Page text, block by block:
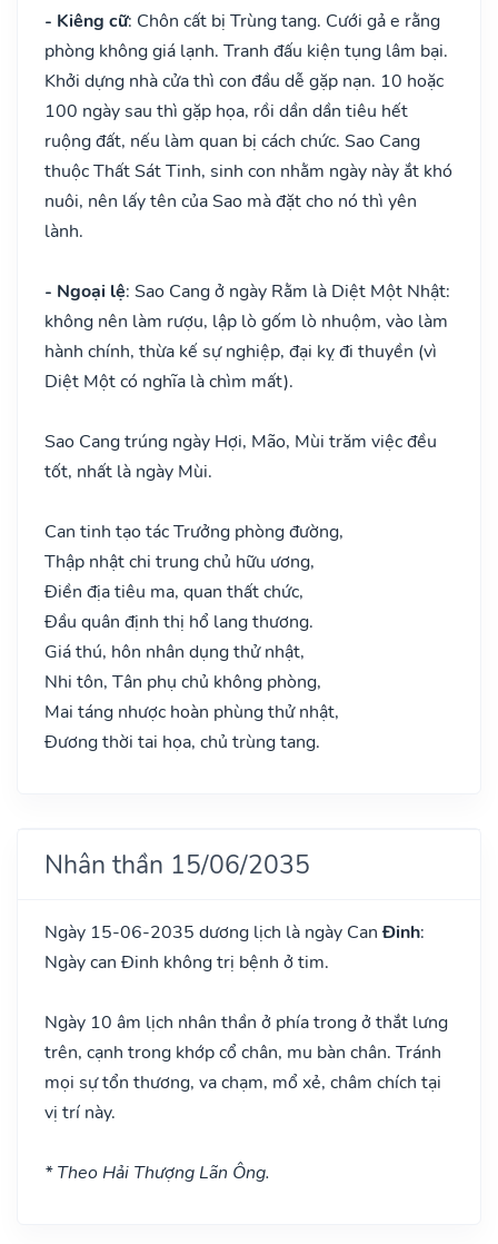
- Kiêng cữ: Chôn cất bị Trùng tang. Cưới gả e rằng
phòng không giá lạnh. Tranh đấu kiện tụng lâm bại.
Khởi dựng nhà cửa thì con đầu dễ gặp nạn. 10 hoặc
100 ngày sau thì gặp họa, rồi dần dần tiêu hết
ruộng đất, nếu làm quan bị cách chức. Sao Cang
thuộc Thất Sát Tinh, sinh con nhằm ngày này ắt khó
nuôi, nên lấy tên của Sao mà đặt cho nó thì yên
lành.
- Ngoại lệ: Sao Cang ở ngày Rằm là Diệt Một Nhật:
không nên làm rượu, lập lò gốm lò nhuộm, vào làm
hành chính, thừa kế sự nghiệp, đại kỵ đi thuyền (vì
Diệt Một có nghĩa là chìm mất).
Sao Cang trúng ngày Hợi, Mão, Mùi trăm việc đều
tốt, nhất là ngày Mùi.
Can tinh tạo tác Trưởng phòng đường,
Thập nhật chi trung chủ hữu ương,
Điền địa tiêu ma, quan thất chức,
Đầu quân định thị hổ lang thương.
Giá thú, hôn nhân dụng thử nhật,
Nhi tôn, Tân phụ chủ không phòng,
Mai táng nhược hoàn phùng thử nhật,
Đương thời tai họa, chủ trùng tang.
Nhân thần 15/06/2035
Ngày 15-06-2035 dương lịch là ngày CanĐinh:
Ngày can Đinh không trị bệnh ở tim.
Ngày 10 âm lịch nhân thần ở phía trong ở thắt lưng
trên, cạnh trong khớp cổ chân, mu bàn chân. Tránh
mọi sự tổn thương, va chạm, mổ xẻ, châm chích tại
vị trí này.
* Theo Hải Thượng Lãn Ông.